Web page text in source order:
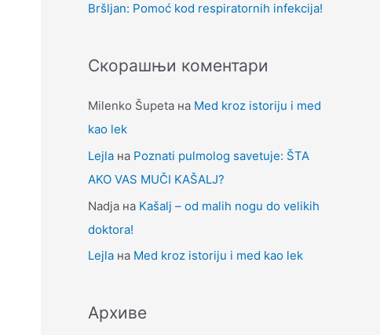
Bršljan: Pomoć kod respiratornih infekcija!
Скорашњи коментари
Milenko Šupeta на Med kroz istoriju i med
kao lek
Lejla на Poznati pulmolog savetuje: ŠTA
AKO VAS MUČI KAŠALJ?
Nadja на Kašalj – od malih nogu do velikih
doktora!
Lejla на Med kroz istoriju i med kao lek
Архиве